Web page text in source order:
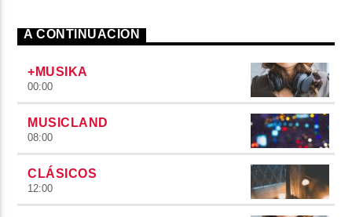
A CONTINUACIÓN
+MUSIKA
00:00
MUSICLAND
08:00
CLÁSICOS
12:00